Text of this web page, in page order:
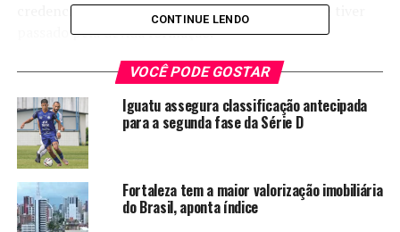
credenciado ao Conselho de Classe Profissional e tiver
passado pela devida formação.
“Nessa área imobiliária por mais que aconteçam esses
encalços, essa pandemia, a economia do mercado
imobiliário é crescente. Não há falta de trabalho, você
pode trabalhar com assessoria, pode ser um vendedor
específico em lotes, casas pela Caixa, imóveis rurais, tem
um leque enorme pra você ser específico naquela área.
Então é uma área que não para. Todo dia tem alguém
querendo comprar e alguém querendo vender.”
CONTINUE LENDO
VOCÊ PODE GOSTAR
Iguatu assegura classificação antecipada
para a segunda fase da Série D
Fortaleza tem a maior valorização imobiliária
do Brasil, aponta índice